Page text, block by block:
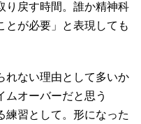
り戻す時間。誰か精神科
とが必要」と表現しても
れない理由として多いか
ムオーバーだと思う
練習として。形になった